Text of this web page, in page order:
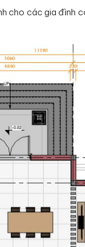
cho các gia đình